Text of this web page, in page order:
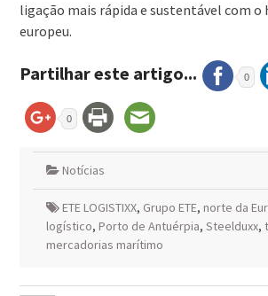
ligação mais rápida e sustentável com
europeu.
Partilhar este artigo... 0
0
Notícias
ETE LOGISTIXX, Grupo ETE, norte da
logístico, Porto de Antuérpia, Steelduxx,
mercadorias marítimo